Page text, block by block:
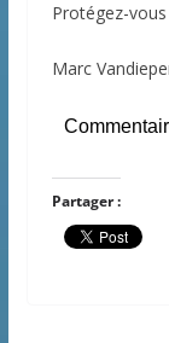
Protégez-
Marc
Partager :